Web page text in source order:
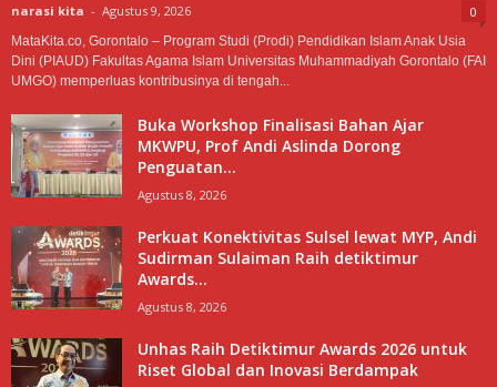
narasi kita - Agustus 9, 2026 0
MataKita.co, Gorontalo – Program Studi (Prodi) Pendidikan Islam Anak Usia
Dini (PIAUD) Fakultas Agama Islam Universitas Muhammadiyah Gorontalo (FAI
UMGO) memperluas kontribusinya di tengah...
Buka Workshop Finalisasi Bahan Ajar
MKWPU, Prof Andi Aslinda Dorong
Penguatan...
Agustus 8, 2026
Perkuat Konektivitas Sulsel lewat MYP, Andi
Sudirman Sulaiman Raih detiktimur
Awards...
Agustus 8, 2026
Unhas Raih Detiktimur Awards 2026 untuk
Riset Global dan Inovasi Berdampak